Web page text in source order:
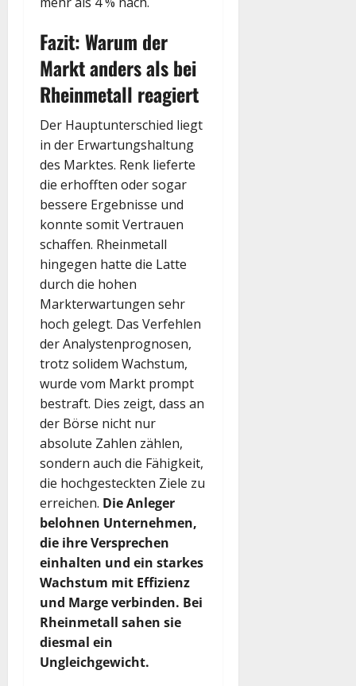
Fazit: Warum der
Markt anders als bei
Rheinmetall reagiert
Der Hauptunterschied liegt
in der Erwartungshaltung
des Marktes. Renk lieferte
die erhofften oder sogar
bessere Ergebnisse und
konnte somit Vertrauen
schaffen. Rheinmetall
hingegen hatte die Latte
durch die hohen
Markterwartungen sehr
hoch gelegt. Das Verfehlen
der Analystenprognosen,
trotz solidem Wachstum,
wurde vom Markt prompt
bestraft. Dies zeigt, dass an
der Börse nicht nur
absolute Zahlen zählen,
sondern auch die Fähigkeit,
die hochgesteckten Ziele zu
erreichen. Die Anleger
belohnen Unternehmen,
die ihre Versprechen
einhalten und ein starkes
Wachstum mit Effizienz
und Marge verbinden. Bei
Rheinmetall sahen sie
diesmal ein
Ungleichgewicht.